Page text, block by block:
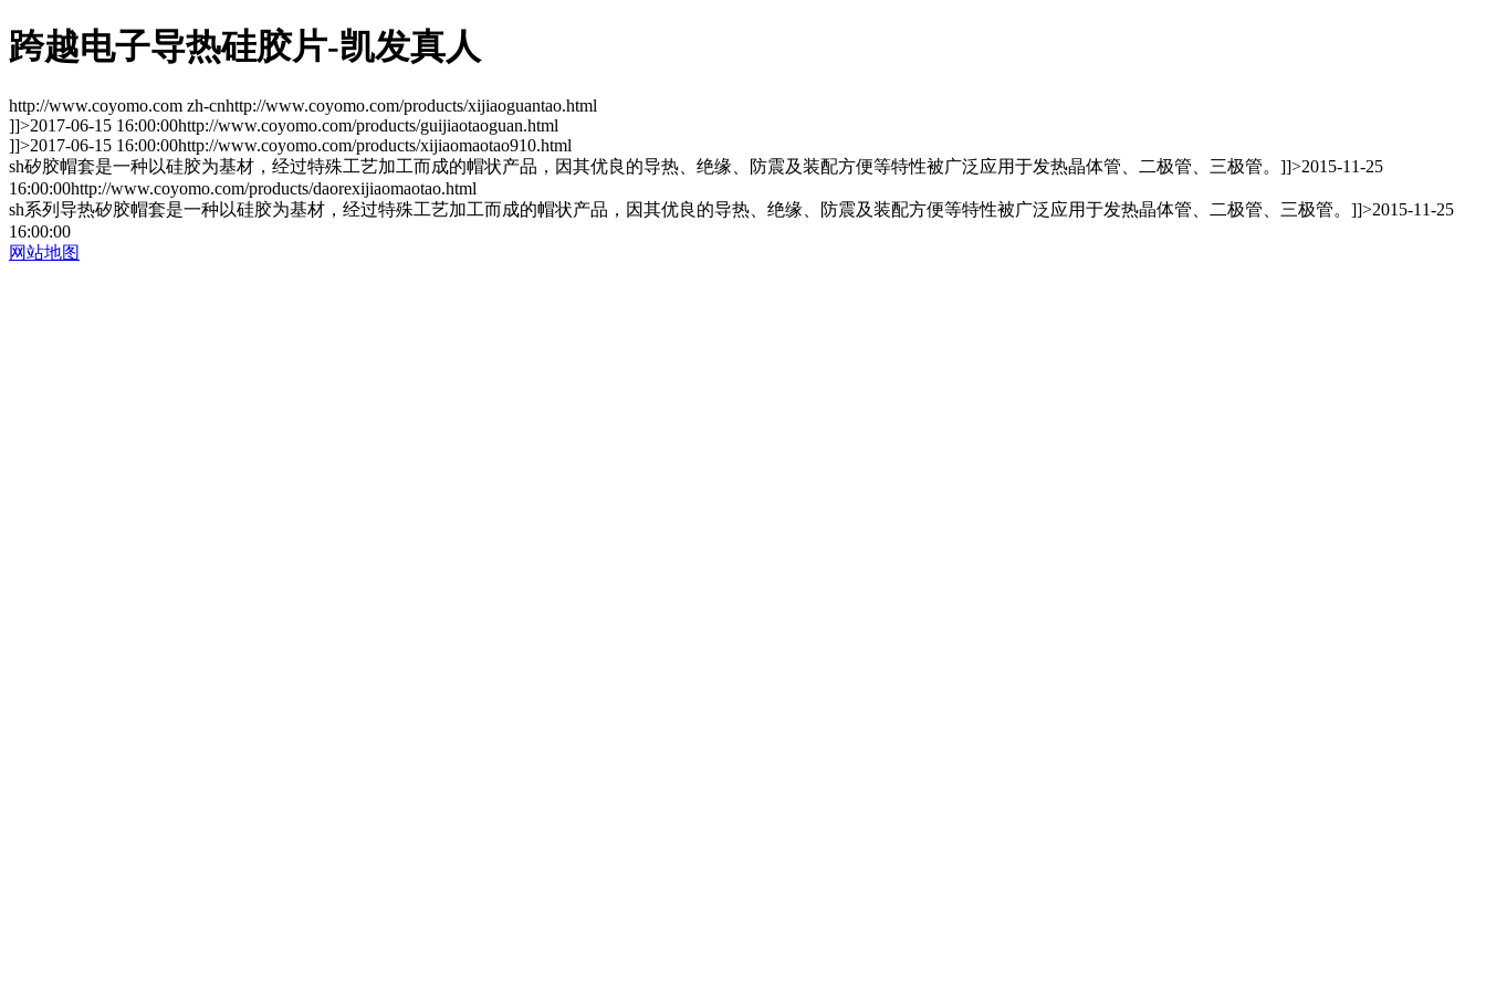
跨越电子导热硅胶片-凯发真人
http://www.coyomo.com zh-cnhttp://www.coyomo.com/products/xijiaoguantao.html
]]>2017-06-15 16:00:00http://www.coyomo.com/products/guijiaotaoguan.html
]]>2017-06-15 16:00:00http://www.coyomo.com/products/xijiaomaotao910.html
sh矽胶帽套是一种以硅胶为基材，经过特殊工艺加工而成的帽状产品，因其优良的导热、绝缘、防震及装配方便等特性被广泛应用于发热晶体管、二极管、三极管。]]>2015-11-25
16:00:00http://www.coyomo.com/products/daorexijiaomaotao.html
sh系列导热矽胶帽套是一种以硅胶为基材，经过特殊工艺加工而成的帽状产品，因其优良的导热、绝缘、防震及装配方便等特性被广泛应用于发热晶体管、二极管、三极管。]]>2015-11-25
16:00:00
网站地图